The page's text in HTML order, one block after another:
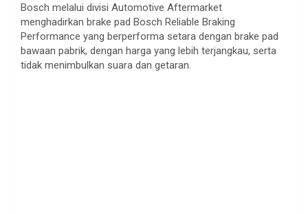
Bosch melalui divisi Automotive Aftermarket
menghadirkan brake pad Bosch Reliable Braking
Performance yang berperforma setara dengan brake pad
bawaan pabrik, dengan harga yang lebih terjangkau, serta
tidak menimbulkan suara dan getaran.